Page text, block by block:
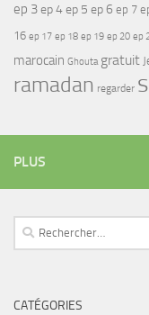
ep 3ep 4ep 5 ep 6 ep 7
16 ep 17 ep 18 ep 19 ep 20 ep
marocain Ghouta gratuit
ramadan regarder
PLUS
Rechercher :
CATÉGORIES